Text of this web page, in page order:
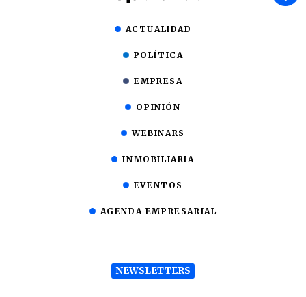
ACTUALIDAD
POLÍTICA
EMPRESA
OPINIÓN
WEBINARS
INMOBILIARIA
EVENTOS
AGENDA EMPRESARIAL
NEWSLETTERS